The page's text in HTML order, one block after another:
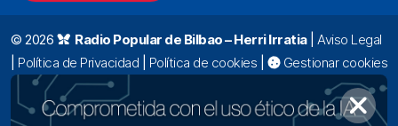
© 2026 Radio Popular de Bilbao – Herri Irratia| Aviso Legal
Política de Privacidad Política de cookies
Gestionar cookies
Alda. Mazarredo, 47 – 7º 48009 Bilbao |
94 423 92 00|
oyentes@radiopopular.com